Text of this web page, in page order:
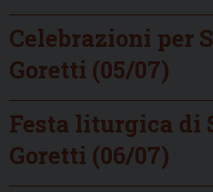
Celebrazioni per
Goretti (05/07)
Festa liturgica di
Goretti (06/07)